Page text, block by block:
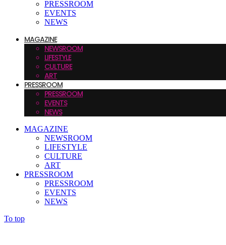
PRESSROOM
EVENTS
NEWS
MAGAZINE
NEWSROOM
LIFESTYLE
CULTURE
ART
PRESSROOM
PRESSROOM
EVENTS
NEWS
MAGAZINE
NEWSROOM
LIFESTYLE
CULTURE
ART
PRESSROOM
PRESSROOM
EVENTS
NEWS
To top